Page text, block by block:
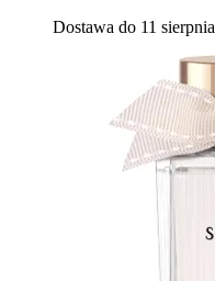
Dostawa do 11 sierpnia